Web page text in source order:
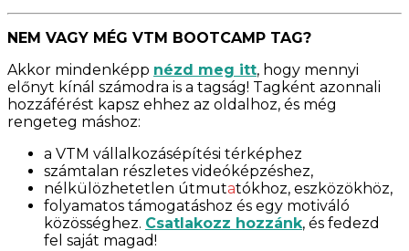
NEM VAGY MÉG VTM BOOTCAMP TAG?
Akkor mindenképp nézd meg itt, hogy mennyi
előnyt kínál számodra is a tagság! Tagként azonnali
hozzáférést kapsz ehhez az oldalhoz, és még
rengeteg máshoz:
a VTM vállalkozásépítési térképhez
számtalan részletes videóképzéshez,
nélkülözhetetlen útmutatókhoz, eszközökhöz,
folyamatos támogatáshoz és egy motiváló
közösséghez. Csatlakozz hozzánk, és fedezd
fel saját magad!